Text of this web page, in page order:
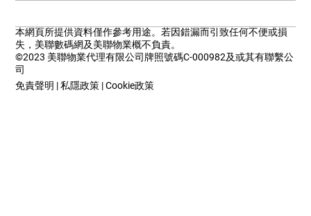
本網頁所提供資料僅作參考用途。若因錯漏而引致任何不便或損
失，美聯數碼網及美聯物業概不負責。
©2023 美聯物業代理有限公司牌照號碼C-000982及或其有聯繫公
司
免責聲明 |私隱政策 |Cookie政策